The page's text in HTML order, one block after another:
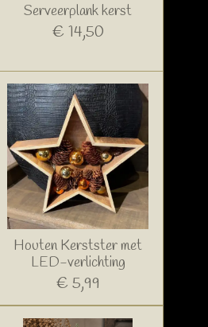
Serveerplank kerst
€ 14,50
Houten Kerstster met
LED-verlichting
€ 5,99